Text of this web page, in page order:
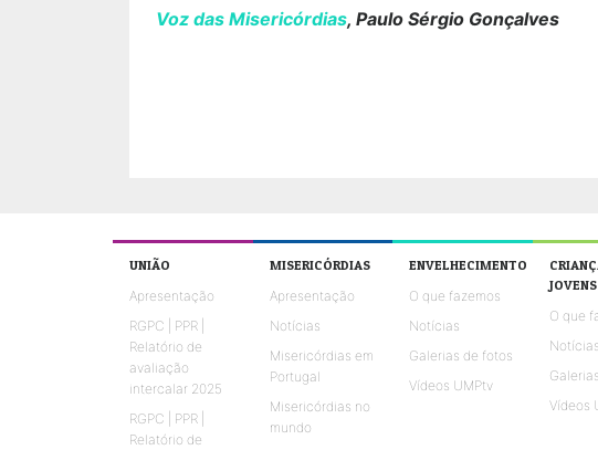
Voz das Misericórdias, Paulo Sérgio Gonçalves
UNIÃO
Apresentação
RGPC | PPR |
Relatório de
avaliação
intercalar 2025
RGPC | PPR |
Relatório de
MISERICÓRDIAS
Apresentação
Notícias
Misericórdias em
Portugal
Misericórdias no
mundo
ENVELHECIMENTO
O que fazemos
Notícias
Galerias de fotos
Vídeos UMPtv
JOVENS
O que
Notícias
Vídeos